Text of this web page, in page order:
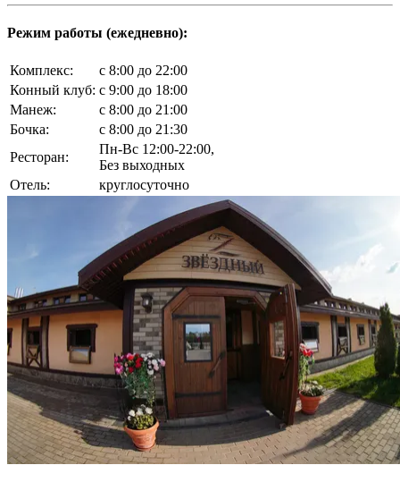
Режим работы (ежедневно):
Комплекс:
c 8:00 до 22:00
Конный клуб: c 9:00 до 18:00
Манеж:
c 8:00 до 21:00
Бочка:
c 8:00 до 21:30
Ресторан:
Пн-Вс 12:00-22:00,
Без выходных
Отель:
круглосуточно